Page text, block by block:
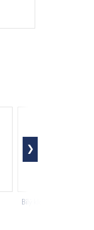
Bílý klobouk do sauny